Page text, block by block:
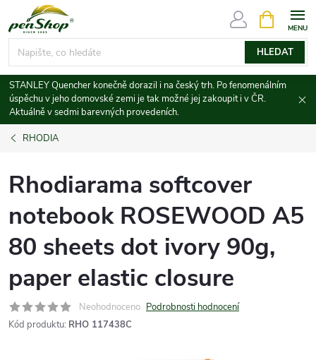
na
obsah
HLEDAT
NÁKUPNÍ
KOŠÍK
STANLEY Quencher konečně dorazil i na český trh. Po fenomenálním
úspěchu v jeho domovské zemi je tak možné jej zakoupit i v ČR.
Aktuálně v sedmi barevných provedeních.
RHODIA
Rhodiarama softcover
notebook ROSEWOOD A5
80 sheets dot ivory 90g,
paper elastic closure
Neohodnoceno Podrobnosti hodnocení
Kód produktu: RHO 117438C